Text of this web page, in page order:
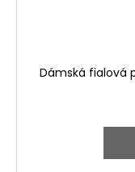
Dámská fialová